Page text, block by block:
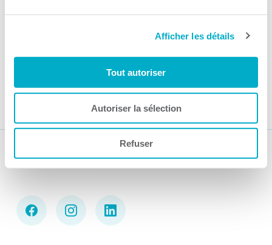
Afficher les détails
Tout autoriser
Autoriser la sélection
Refuser
Suivez-nous